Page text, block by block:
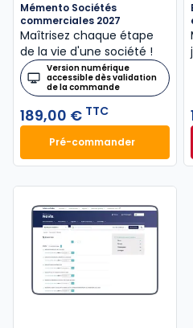
Mémento Sociétés
commerciales 2027
Maîtrisez chaque étape
de la vie d'une société !
Version numérique
accessible dès validation
de la commande
189,00 € TTC
Pré-commanderMémento Sociétés